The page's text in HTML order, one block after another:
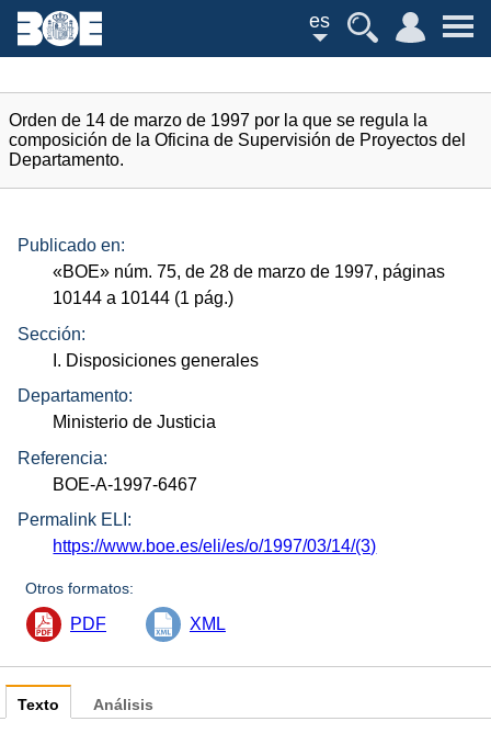
es
Orden de 14 de marzo de 1997 por la que se regula la
composición de la Oficina de Supervisión de Proyectos del
Departamento.
Publicado en:
«BOE» núm. 75, de 28 de marzo de 1997, páginas
10144 a 10144 (1 pág.)
Sección:
I. Disposiciones generales
Departamento:
Ministerio de Justicia
Referencia:
BOE-A-1997-6467
Permalink ELI:
https://www.boe.es/eli/es/o/1997/03/14/(3)
Otros formatos:
PDF XML
Texto Análisis